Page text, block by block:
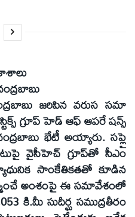
జరిపిన వరుస సమా
గ్రూప్ హెడ్ ఆఫ్ ఆపరే షన్స్
భేటీ అయ్యారు. సప్లై
వైసీహెచ్ గ్రూప్‌తో సీఎం
సాంకేతికతతో కూడిన
అంశంపై ఈ సమావేశంలో
కి.మీ సుదీర్ఘ సముద్రతీరం